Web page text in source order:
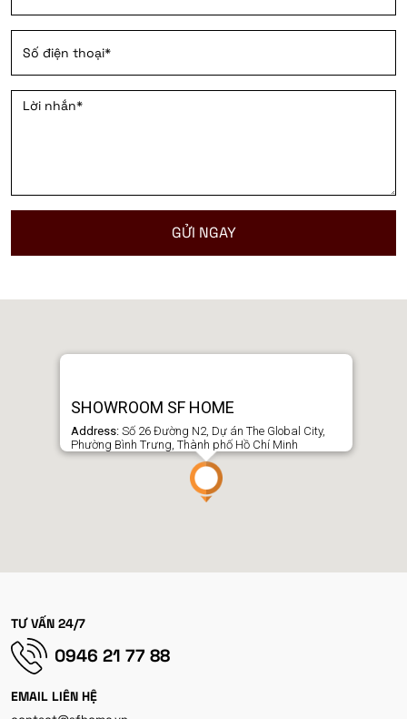
SHOWROOM SF HOME
Address: Số 26 Đường N2, Dự án The Global City,
Phường Bình Trưng, Thành phố Hồ Chí Minh
TƯ VẤN 24/7
0946 21 77 88
EMAIL LIÊN HỆ